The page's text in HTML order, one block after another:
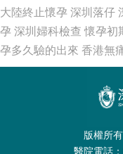
大陸終止懷孕 深圳落仔
孕 深圳婦科檢查 懷孕初
孕多久驗的出來 香港無
版權所
醫院電話